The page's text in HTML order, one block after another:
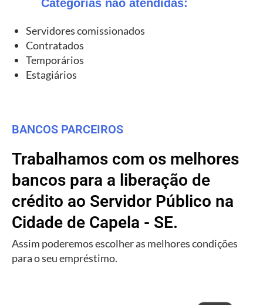
Categorias não atendidas:
Servidores comissionados
Contratados
Temporários
Estagiários
BANCOS PARCEIROS
Trabalhamos com os melhores
bancos para a liberação de
crédito ao Servidor Público na
Cidade de Capela - SE.
Assim poderemos escolher as melhores condições
para o seu empréstimo.